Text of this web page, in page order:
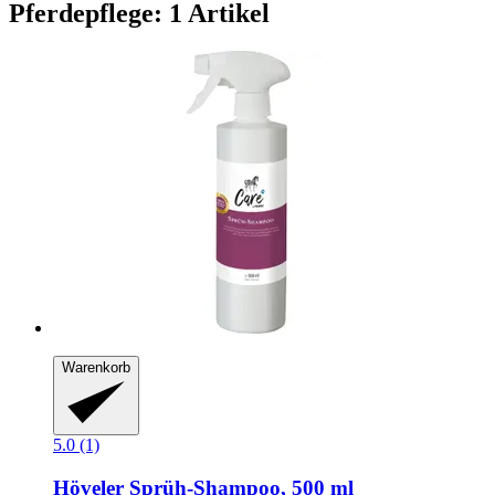
Pferdepflege: 1 Artikel
Warenkorb
5.0 (1)
Höveler Sprüh-​Shampoo, 500 ml